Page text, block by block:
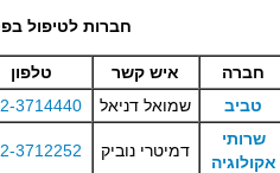
חברות לטיפול
חברה איש קשר טלפון
טביב
שמואל דניאל 3714440
שרותי
אקולוגיה
דמיטרי נוביק 3712252